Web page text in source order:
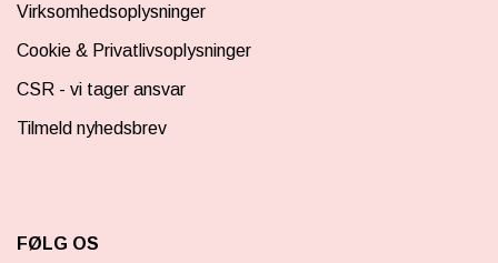
Virksomhedsoplysninger
Cookie & Privatlivsoplysninger
CSR - vi tager ansvar
Tilmeld nyhedsbrev
FØLG OS